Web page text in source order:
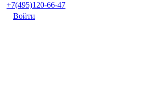
+7(495)120-66-47
Войти